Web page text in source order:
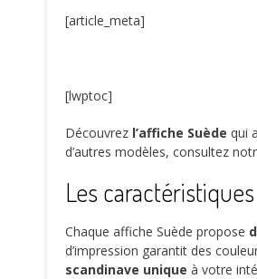
[article_meta]
[lwptoc]
Découvrez l’affiche Suède qui
d’autres modèles, consultez
Les
Chaque affiche Suède propose
d’impression garantit des
scandinave unique à votre